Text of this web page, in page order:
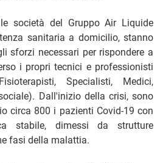
società del Gruppo Air Liquide
sanitaria a domicilio, stanno
sforzi necessari per rispondere a
i propri tecnici e professionisti
Specialisti, Medici,
Dall'inizio della crisi, sono
circa 800 i pazienti Covid-19 con
stabile, dimessi da strutture
fasi della malattia.